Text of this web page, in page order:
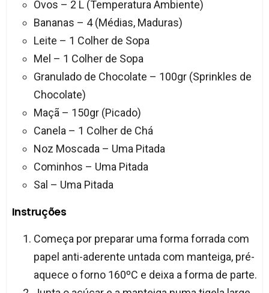
Ovos – 2 L (Temperatura Ambiente)
Bananas – 4 (Médias, Maduras)
Leite – 1 Colher de Sopa
Mel – 1 Colher de Sopa
Granulado de Chocolate – 100gr (Sprinkles de
Chocolate)
Maçã – 150gr (Picado)
Canela – 1 Colher de Chá
Noz Moscada – Uma Pitada
Cominhos – Uma Pitada
Sal – Uma Pitada
Instruções
Começa por preparar uma forma forrada com
papel anti-aderente untada com manteiga, pré-
aquece o forno 160ºC e deixa a forma de parte.